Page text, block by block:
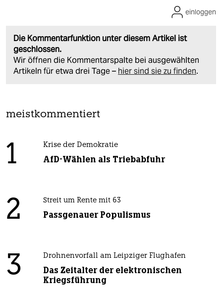
Die Kommentarfunktion unter diesem Artikel ist
geschlossen.
Wir öffnen die Kommentarspalte bei ausgewählten
Artikeln für etwa drei Tage – hier sind sie zu finden.
einloggen
meistkommentiert
1 Krise der Demokratie
AfD-Wählen als Triebabfuhr
2 Streit um Rente mit 63
Passgenauer Populismus
3 Drohnenvorfall am Leipziger Flughafen
Das Zeitalter der elektronischen
Kriegsführung